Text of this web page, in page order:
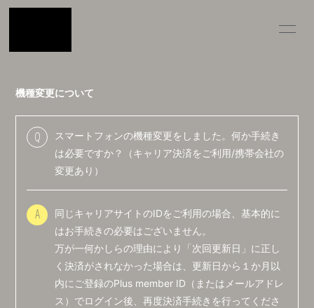
MATIO
N
ログイン
機種変更について
Q
スマートフォンの機種変更をしました。何か手続き
は必要ですか？（キャリア決済をご利用/携帯会社の
変更あり）
A
同じキャリアサイトのIDをご利用の場合、基本的に
はお手続きの必要はございません。
万が一何かしらの理由により「次回更新日」に正し
く決済がされなかった場合は、更新日から１か月以
内にご登録のPlus member ID（またはメールアドレ
ス）でログイン後、再度決済手続きを行ってくださ